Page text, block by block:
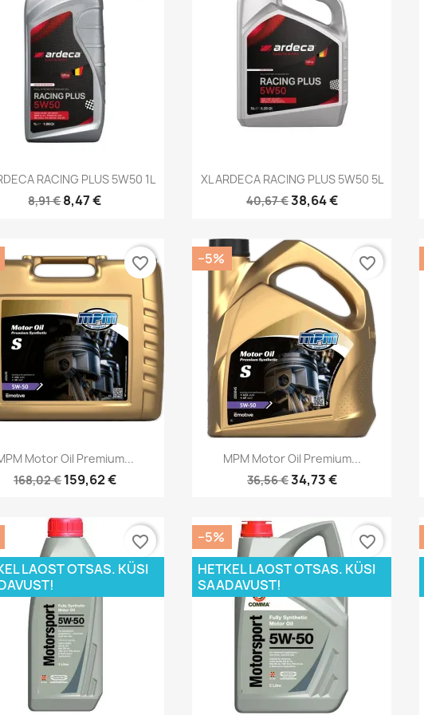
Kiirvaade
RACING PLUS 5W50 1L
8,91 €8,47 €
Kiirvaade
XL ARDECA RACING PLUS 5W50 5L
40,67 €38,64 €
Kiirvaade
Motor Oil Premium...
168,02 € 159,62 €
favorite_border
Kiirvaade
MPM Motor Oil Premium...
36,56 €34,73 €
−5% favorite_border
LAOST OTSAS. KÜSI
favorite_border
−5%
HETKEL LAOST OTSAS. KÜSI
SAADAVUST!
favorite_border